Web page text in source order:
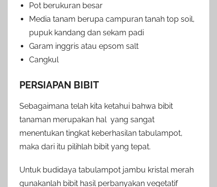
Pot berukuran besar
Media tanam berupa campuran tanah top soil,
pupuk kandang dan sekam padi
Garam inggris atau epsom salt
Cangkul
PERSIAPAN BIBIT
Sebagaimana telah kita ketahui bahwa bibit
tanaman merupakan hal yang sangat
menentukan tingkat keberhasilan tabulampot,
maka dari itu pilihlah bibit yang tepat.
Untuk budidaya tabulampot jambu kristal merah
gunakanlah bibit hasil perbanyakan vegetatif